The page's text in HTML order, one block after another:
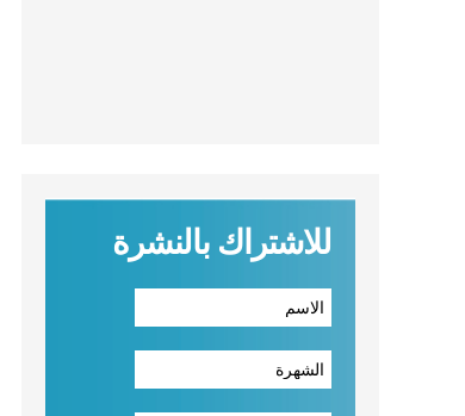
للاشتراك بالنشرة